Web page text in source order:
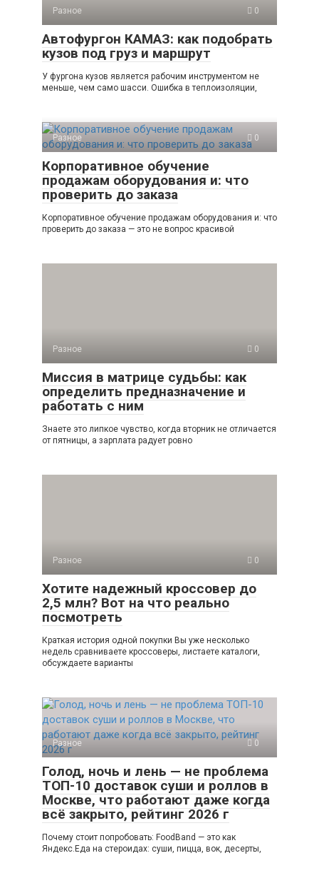
Разное 0
Автофургон КАМАЗ: как подобрать
кузов под груз и маршрут
У фургона кузов является рабочим инструментом не
меньше, чем само шасси. Ошибка в теплоизоляции,
Разное 0
Корпоративное обучение
продажам оборудования и: что
проверить до заказа
Корпоративное обучение продажам оборудования и: что
проверить до заказа — это не вопрос красивой
Разное 0
Миссия в матрице судьбы: как
определить предназначение и
работать с ним
Знаете это липкое чувство, когда вторник не отличается
от пятницы, а зарплата радует ровно
Разное 0
Хотите надежный кроссовер до
2,5 млн? Вот на что реально
посмотреть
Краткая история одной покупки Вы уже несколько
недель сравниваете кроссоверы, листаете каталоги,
обсуждаете варианты
Разное 0
Голод, ночь и лень — не проблема
ТОП-10 доставок суши и роллов в
Москве, что работают даже когда
всё закрыто, рейтинг 2026 г
Почему стоит попробовать: FoodBand — это как
Яндекс.Еда на стероидах: суши, пицца, вок, десерты,